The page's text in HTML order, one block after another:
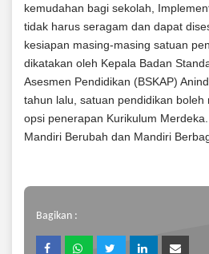
kemudahan bagi sekolah,
tidak harus seragam dan dapat
kesiapan masing-masing satuan
dikatakan oleh Kepala Badan
Asesmen Pendidikan (BSKAP)
tahun lalu, satuan pendidikan boleh
opsi penerapan Kurikulum
Mandiri Berubah dan Mandiri
Bagikan :